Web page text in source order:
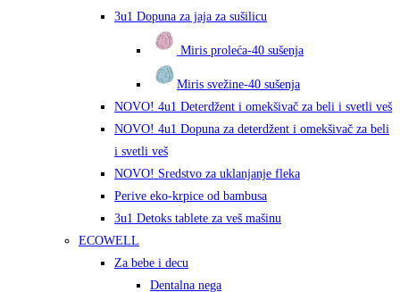
3u1 Dopuna za jaja za sušilicu
Miris proleća-40 sušenja
Miris svežine-40 sušenja
NOVO! 4u1 Deterdžent i omekšivač za beli i svetli veš
NOVO! 4u1 Dopuna za deterdžent i omekšivač za beli
i svetli veš
NOVO! Sredstvo za uklanjanje fleka
Perive eko-krpice od bambusa
3u1 Detoks tablete za veš mašinu
ECOWELL
Za bebe i decu
Dentalna nega